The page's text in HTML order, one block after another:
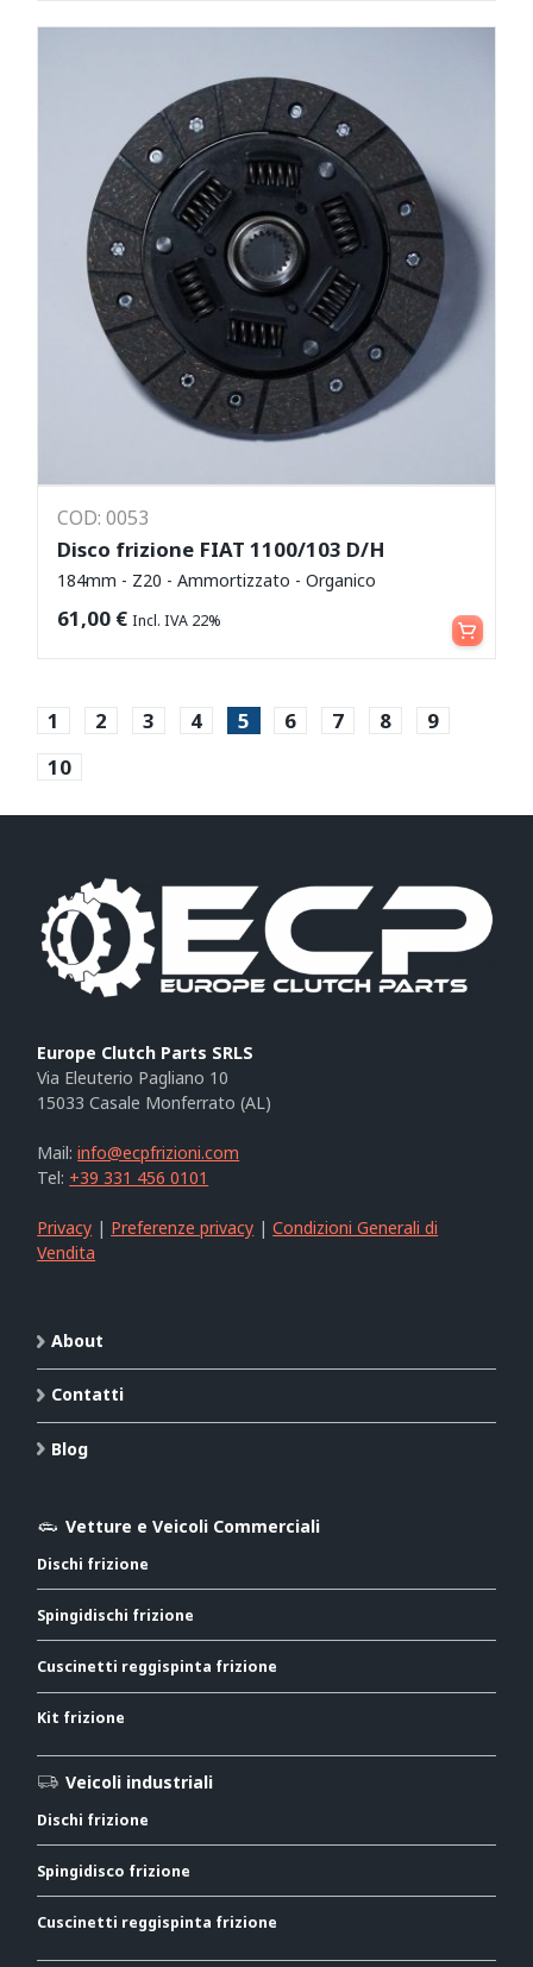
COD: 0053
Disco frizione FIAT 1100/103 D/H
184mm - Z20 - Ammortizzato - Organico
61,00 € Incl. IVA 22% Aggiungi al carrello
1 2 3 4 5 6 7 8
9
10
Europe Clutch Parts SRLS
Via Eleuterio Pagliano 10
15033 Casale Monferrato (AL)
Mail:info@ecpfrizioni.com
Tel: +39 331 456 0101
Privacy | Preferenze privacy |Condizioni Generali di
Vendita
About
Contatti
Blog
Vetture e Veicoli Commerciali
Dischi frizione
Spingidischi frizione
Cuscinetti reggispinta frizione
Kit frizione
Veicoli industriali
Dischi frizione
Spingidisco frizione
Cuscinetti reggispinta frizione